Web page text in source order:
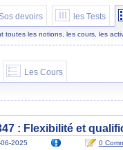
devoirs les Tests
les notions, les cours, les
Les Cours
: Flexibilité et
2025 0